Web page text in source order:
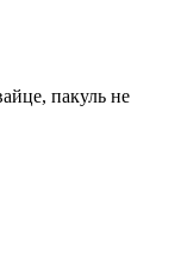
пакуль не